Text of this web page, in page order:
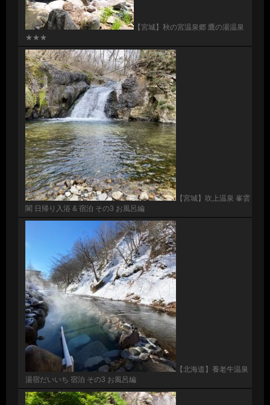
【宮城】秋の宮温泉郷 鷹の湯温泉
★★★
【宮城】吹上温泉 峯雲
閣 日帰り入浴 & 宿泊 その3 お風呂編
【北海道】養老牛温泉
湯宿だいいち 宿泊 その3 お風呂編